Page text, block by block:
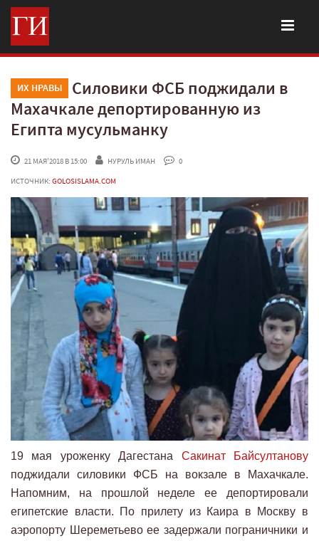
ИХ НРАВЫ
Силовики ФСБ поджидали в
Махачкале депортированную из
Египта мусульманку
21 МАЯ'2018 В 15:00 НУРУЛЬ ИМАН
0
ИСТОЧНИК: GOLOSISLAMA.COM
19 мая уроженку Дагестана Сакинат Байсултанову
поджидали силовики ФСБ на вокзале в Махачкале.
Напомним, на прошлой неделе ее депортировали
египетские власти. По прилету из Каира в Москву в
аэропорту Шереметьево ее задержали пограничники и